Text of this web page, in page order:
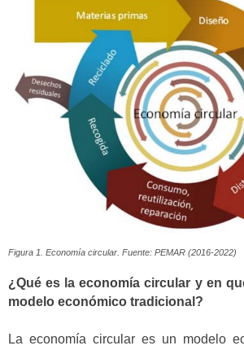
Figura 1. Economía circular. Fuente: PEMAR (2016-2022)
¿Qué es la economía circular y en
modelo económico tradicional?
La economía circular es un modelo